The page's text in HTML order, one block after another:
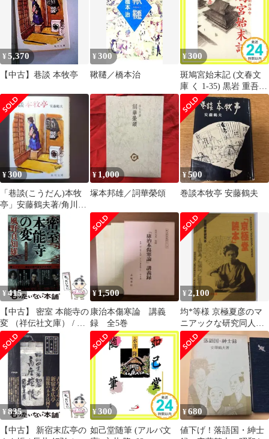
¥5,370
【中古】巷談 本牧亭
¥300
鞦韆／橋本治
¥300
斑鳩宮始末記 (文春文
庫 く 1-35) 黒岩 重吾
_02
¥300
「巷談(こうだん)本牧
亭」安藤鶴夫著/角川文
庫/昭和38年度直木賞作
¥ 1,000
塚本邦雄／詞華榮頌
¥500
巻談本牧亭 安藤鶴夫
¥ 415
【中古】 密室 本能寺の
変 （祥伝社文庫） / 風
野真知雄 / 祥伝社
¥1,500
康治本傷寒論 講義
録 全5巻
¥ 2,100
均*等様 京極夏彦のマ
ニアックな研究同人誌
「京極堂読本」
¥835
【中古】 新宿末広亭の
¥300
如己堂随筆 (アルバ文
¥680
値下げ！落語国・紳士